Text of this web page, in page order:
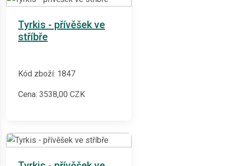
Tyrkis - přívěšek ve
stříbře
Kód zboží: 1847
Cena: 3538,00 CZK